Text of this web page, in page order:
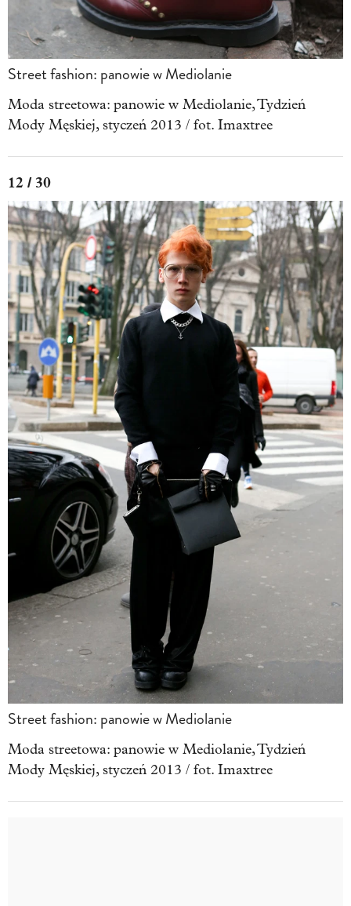
Street fashion: panowie w Mediolanie
Moda streetowa: panowie w Mediolanie, Tydzień
Mody Męskiej, styczeń 2013 / fot. Imaxtree
12 / 30
Street fashion: panowie w Mediolanie
Moda streetowa: panowie w Mediolanie, Tydzień
Mody Męskiej, styczeń 2013 / fot. Imaxtree